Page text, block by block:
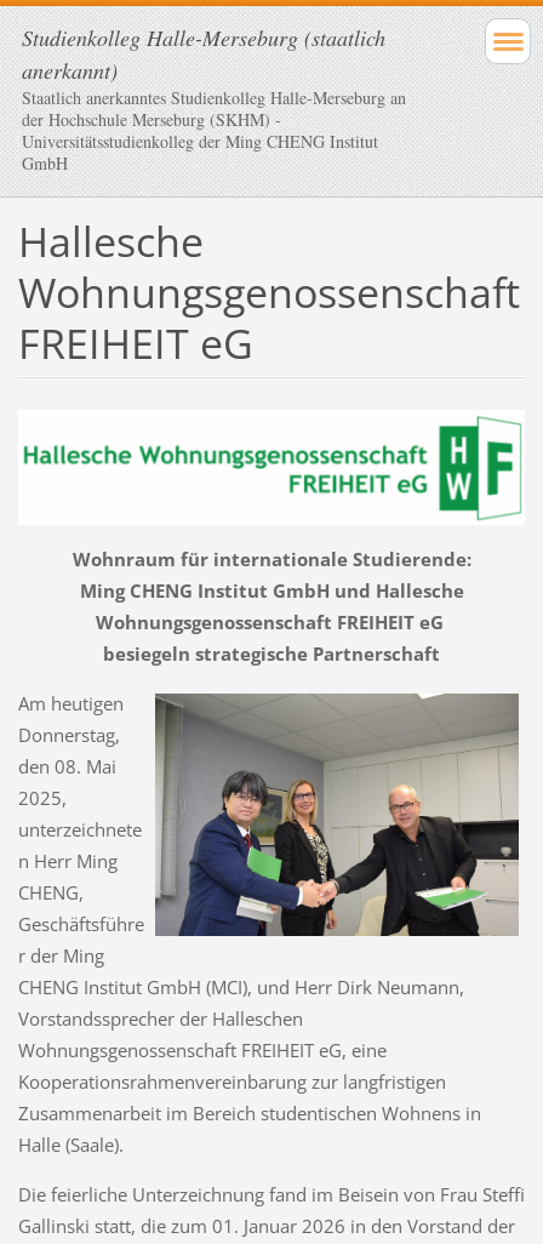
Studienkolleg Halle-Merseburg (staatlich
anerkannt)
Staatlich anerkanntes Studienkolleg Halle-Merseburg an
der Hochschule Merseburg (SKHM) -
Universitätsstudienkolleg der Ming CHENG Institut
GmbH
Hallesche
Wohnungsgenossenschaft
FREIHEIT eG
Wohnraum für internationale Studierende:
Ming CHENG Institut GmbH und Hallesche
Wohnungsgenossenschaft FREIHEIT eG
besiegeln strategische Partnerschaft
Am heutigen
Donnerstag,
den 08. Mai
2025,
unterzeichnete
n Herr Ming
CHENG,
Geschäftsführe
r der Ming
CHENG Institut GmbH (MCI), und Herr Dirk Neumann,
Vorstandssprecher der Halleschen
Wohnungsgenossenschaft FREIHEIT eG, eine
Kooperationsrahmenvereinbarung zur langfristigen
Zusammenarbeit im Bereich studentischen Wohnens in
Halle (Saale).
Die feierliche Unterzeichnung fand im Beisein von Frau Steffi
Gallinski statt, die zum 01. Januar 2026 in den Vorstand der